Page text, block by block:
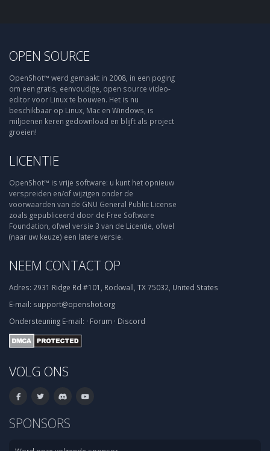
OPEN SOURCE
OpenShot™ werd gemaakt in 2008, in een poging
om een gratis, eenvoudige, open source video-
editor voor Linux te bouwen. Het is nu
beschikbaar op Linux, Mac en Windows, is
miljoenen keren gedownload en blijft als project
groeien!
LICENTIE
OpenShot™ is vrije software: u kunt het opnieuw
verspreiden en/of wijzigen onder de
voorwaarden van de GNU General Public License
zoals gepubliceerd door de Free Software
Foundation, ofwel versie 3 van de Licentie, ofwel
(naar uw keuze) een latere versie.
NEEM CONTACT OP
Adres: 2931 Ridge Rd #101, Rockwall, TX 75032, United States
E-mail: support@openshot.org
Ondersteuning E-mail: · Forum · Discord
VOLG ONS
SPONSORS